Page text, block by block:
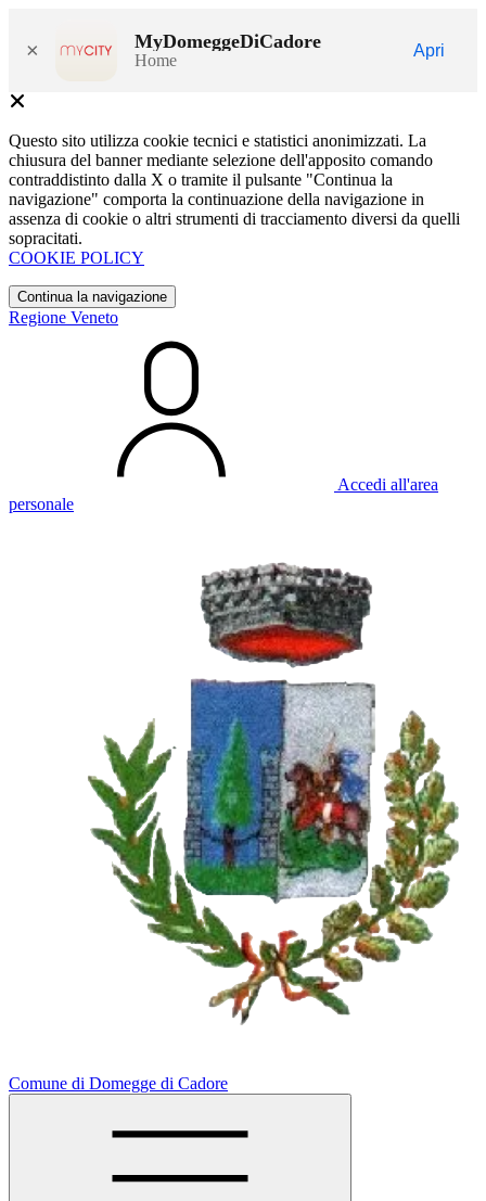
× MyDomeggeDiCadore
Home
Apri
Questo sito utilizza cookie tecnici e statistici anonimizzati. La
chiusura del banner mediante selezione dell'apposito comando
contraddistinto dalla X o tramite il pulsante "Continua la
navigazione" comporta la continuazione della navigazione in
assenza di cookie o altri strumenti di tracciamento diversi da quelli
sopracitati.
COOKIE POLICY
Continua la navigazione
Regione Veneto
Accedi all'area
personale
Comune di Domegge di Cadore